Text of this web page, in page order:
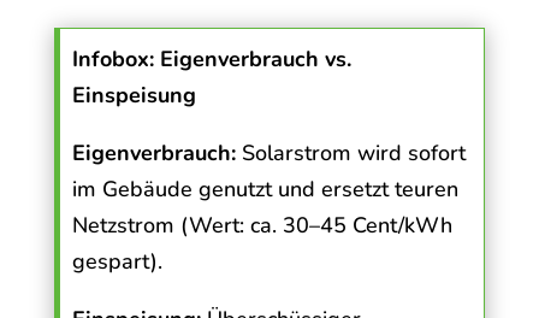
Infobox: Eigenverbrauch vs.
Einspeisung
Eigenverbrauch: Solarstrom wird sofort
im Gebäude genutzt und ersetzt teuren
Netzstrom (Wert: ca. 30–45 Cent/kWh
gespart).